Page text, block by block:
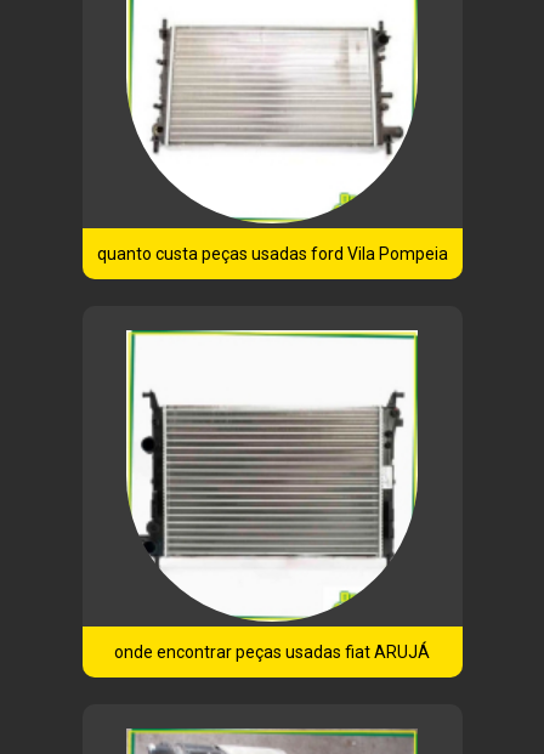
quanto custa peças usadas ford Vila Pompeia
onde encontrar peças usadas fiat ARUJÁ